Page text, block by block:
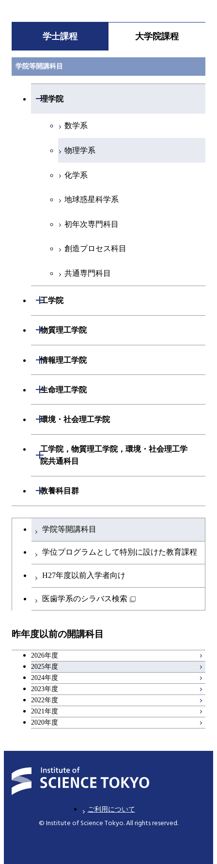
学士課程 大学院課程
学院等開講科目
理学院
開閉
数学系
物理学系
化学系
地球惑星科学系
初年次専門科目
創造プロセス科目
共通専門科目
工学院
開閉
機械系
電気電子系
経営工学系
初年次専門科目
創造プロセス科目
物質理工学院
開閉
材料系
初年次専門科目
共通専門科目
情報理工学院
開閉
数理・計算科学系
初年次専門科目
創造プロセス科目
共通専門科目
生命理工学院
開閉
生命理工学系
創造プロセス科目
共通専門科目
環境・社会理工学院
開閉
建築学系
融合理工学系
初年次専門科目
工学院，物質理工学院，環境・社会理工学
院共通科目
開閉
工学院，物質理工学院，環境・社会
教養科目群
開閉
文系教養科目
英語科目
第二外国語科目
アントレプレナーシップ科目
学士課程を切り替える
学院等開講科目
学位プログラムとして特別に設けた教育課程
H27年度以前入学者向け
医歯学系のシラバス検索
昨年度以前の開講科目
2026年度
2025年度
2024年度
2023年度
2022年度
2021年度
2020年度
ご利用について
© Institute of Science Tokyo. All rights reserved.